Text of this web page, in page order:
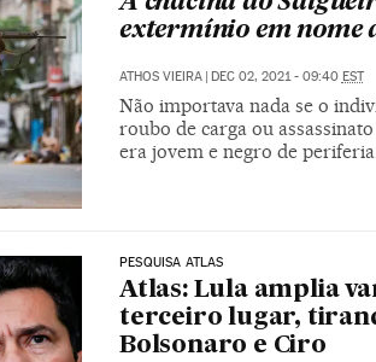
extermínio em nome
ATHOS VIEIRA | DEC 02, 2021 - 09:40 EST
Não importava nada se o
roubo de carga ou
era jovem e negro de
PESQUISA ATLAS
Atlas: Lula amplia
terceiro lugar,
Bolsonaro e Ciro